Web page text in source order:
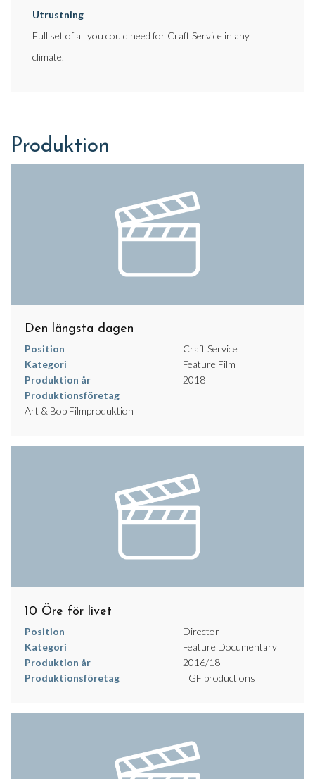
Utrustning
Full set of all you could need for Craft Service in any
climate.
Produktion
Den längsta dagen
Position
Craft Service
Kategori
Feature Film
Produktion år
2018
Produktionsföretag
Art & Bob Filmproduktion
10 Öre för livet
Position
Director
Kategori
Feature Documentary
Produktion år
2016/18
Produktionsföretag
TGF productions